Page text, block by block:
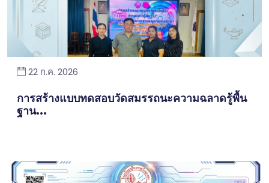
22 ก.ค. 2026
การสร้างแบบทดสอบวัดสมรรถนะความฉลาดรู้พื้น
ฐาน...